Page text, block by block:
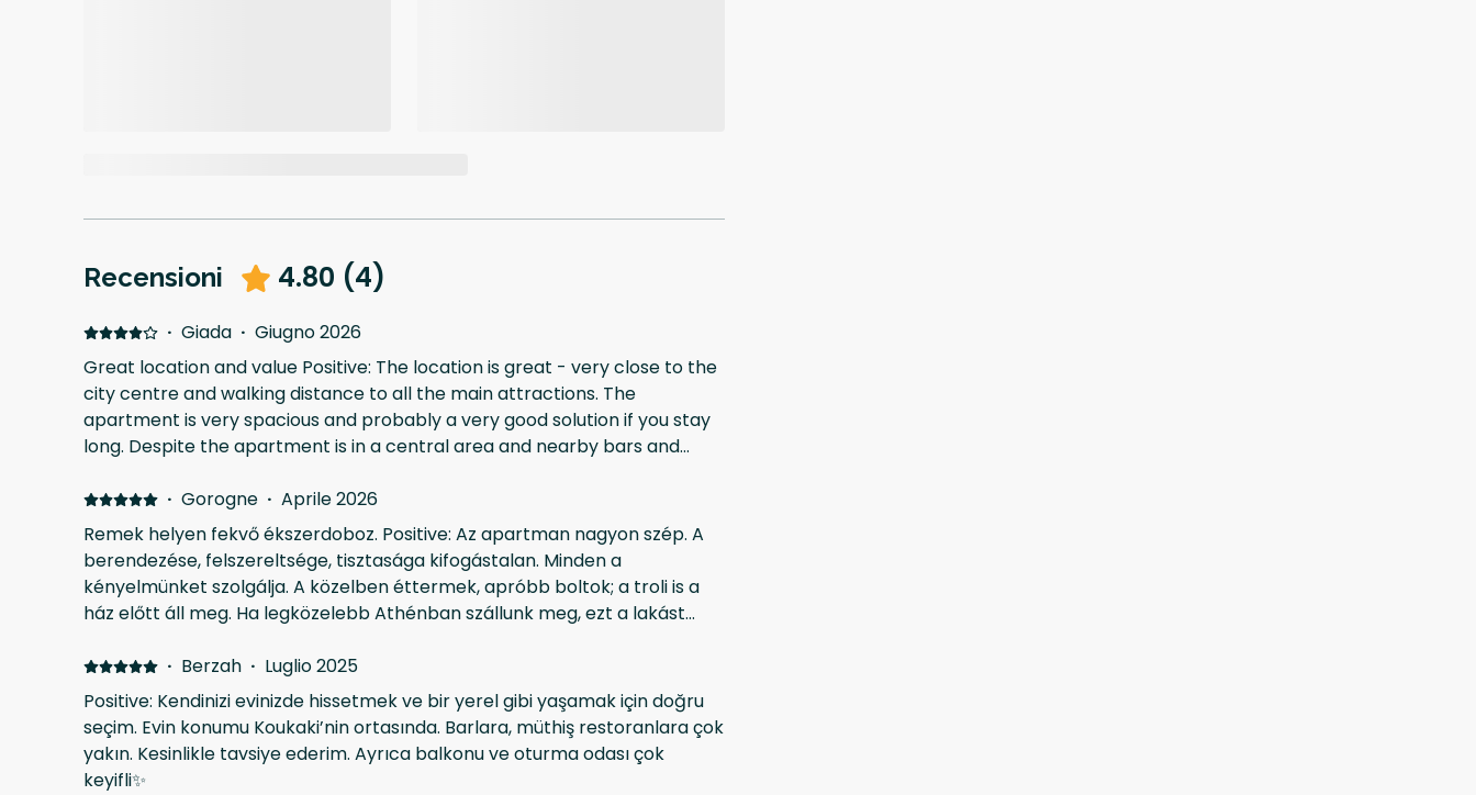
Recensioni 4.80 (4)
· Giada · Giugno 2026
Great location and value Positive: The location is great - very close to the
city centre and walking distance to all the main attractions. The
apartment is very spacious and probably a very good solution if you stay
long. Despite the apartment is in a central area and nearby bars and
makes it easier if you are moving with luggages. Negative: -
· Gorogne · Aprile 2026
Remek helyen fekvő ékszerdoboz. Positive: Az apartman nagyon szép. A
berendezése, felszereltsége, tisztasága kifogástalan. Minden a
kényelmünket szolgálja. A közelben éttermek, apróbb boltok; a troli is a
ház előtt áll meg. Ha legközelebb Athénban szállunk meg, ezt a lakást
· Berzah · Luglio 2025
Positive: Kendinizi evinizde hissetmek ve bir yerel gibi yaşamak için doğru
seçim. Evin konumu Koukaki’nin ortasında. Barlara, müthiş restoranlara çok
yakın. Kesinlikle tavsiye ederim. Ayrıca balkonu ve oturma odası çok
keyifli✨